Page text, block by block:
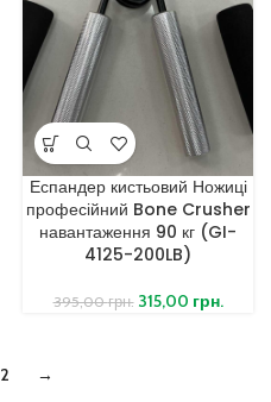
Еспандер кистьовий Ножиці
професійний Bone Crusher
навантаження 90 кг (GI-
4125-200LB)
395,00грн. 315,00 грн.
2 →